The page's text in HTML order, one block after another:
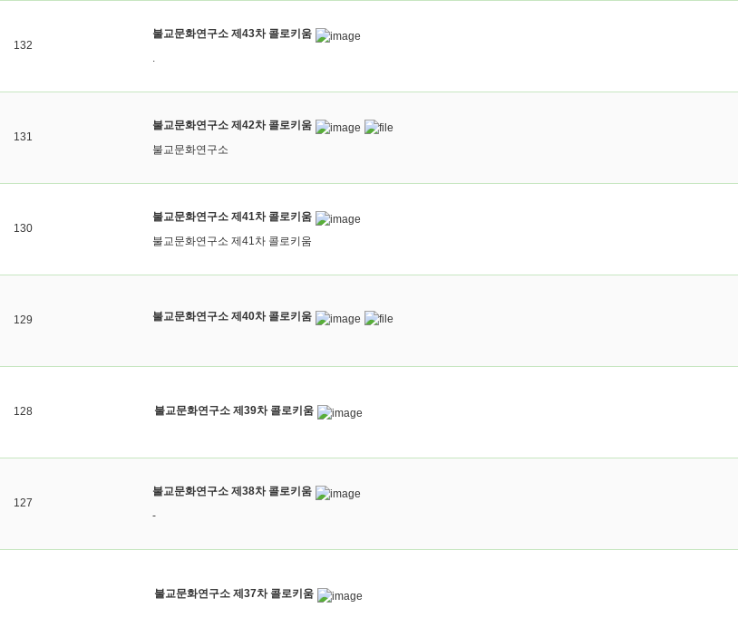
132
불교문화연구소 제43차 콜로키움
.
131
불교문화연구소 제42차 콜로키움
불교문화연구소
130
불교문화연구소 제41차 콜로키움
불교문화연구소 제41차 콜로키움
129 불교문화연구소 제40차 콜로키움
128 불교문화연구소 제39차 콜로키움
127
불교문화연구소 제38차 콜로키움
-
불교문화연구소 제37차 콜로키움